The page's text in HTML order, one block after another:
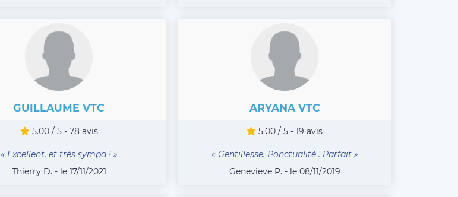
GUILLAUME VTC
5.00 / 5 - 78 avis
« Excellent, et très sympa ! »
Thierry D. - le 17/11/2021
ARYANA VTC
5.00 / 5 - 19 avis
« Gentillesse. Ponctualité . Parfait »
Genevieve P. - le 08/11/2019